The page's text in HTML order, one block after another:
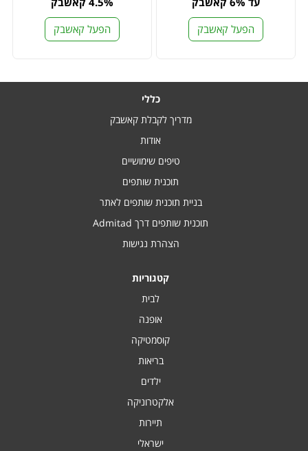
הפעל קאשבק
הפעל קאשבק
כללי
מדריך לקבלת קאשבק
אודות
טיפים שימושיים
תוכנית שותפים
בניית תוכנית שותפים לאתר
תוכנית שותפים דרך Admitad
הצהרת נגישות
קטגוריות
לבית
אופנה
קוסמטיקה
בריאות
ילדים
אלקטרוניקה
תיירות
ישראלי